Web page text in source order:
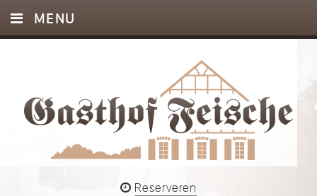
Reserveren
MENU
AGENDA
EVENTS